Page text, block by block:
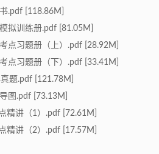
.pdf [118.86M]
拟训练册.pdf [81.05M]
点习题册（上）.pdf [28.92M]
点习题册（下）.pdf [33.41M]
题.pdf [121.78M]
图.pdf [73.13M]
精讲（1）.pdf [72.61M]
精讲（2）.pdf [17.57M]